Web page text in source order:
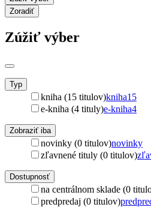
Zoradiť
Zúžiť výber
Typ
kniha (15 titulov)kniha15
e-kniha (4 tituly)e-kniha4
Zobraziť iba
novinky (0 titulov)novinky
zľavnené tituly (0 titulov)
Dostupnosť
na centrálnom sklade (0
predpredaj (0 titulov)